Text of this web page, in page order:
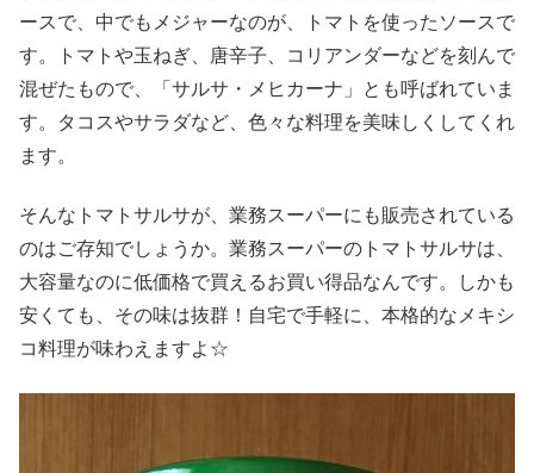
ースで、中でもメジャーなのが、トマトを使ったソースで
す。トマトや玉ねぎ、唐辛子、コリアンダーなどを刻んで
混ぜたもので、「サルサ・メヒカーナ」とも呼ばれていま
す。タコスやサラダなど、色々な料理を美味しくしてくれ
ます。
そんなトマトサルサが、業務スーパーにも販売されている
のはご存知でしょうか。業務スーパーのトマトサルサは、
大容量なのに低価格で買えるお買い得品なんです。しかも
安くても、その味は抜群！自宅で手軽に、本格的なメキシ
コ料理が味わえますよ☆